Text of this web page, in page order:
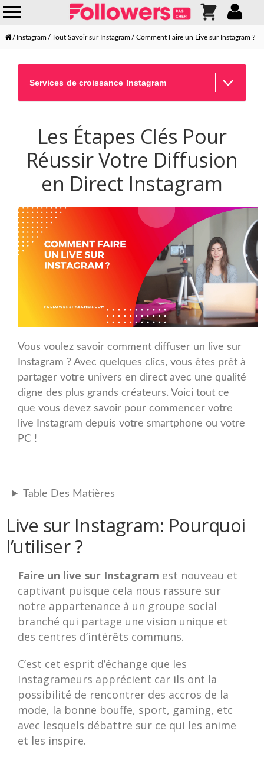
Instagram Tout Savoir sur Instagram Comment Faire un Live sur Instagram ?
Services de croissance Instagram
Les Étapes Clés Pour
Réussir Votre Diffusion
en Direct Instagram
Vous voulez savoir comment diffuser un live sur
Instagram ? Avec quelques clics, vous êtes prêt à
partager votre univers en direct avec une qualité
digne des plus grands créateurs. Voici tout ce
que vous devez savoir pour commencer votre
live Instagram depuis votre smartphone ou votre
PC !
Table Des Matières
Live sur Instagram: Pourquoi
l’utiliser ?
Faire un live sur Instagram est nouveau et
captivant puisque cela nous rassure sur
notre appartenance à un groupe social
branché qui partage une vision unique et
des centres d’intérêts communs.
C’est cet esprit d’échange que les
Instagrameurs apprécient car ils ont la
possibilité de rencontrer des accros de la
mode, la bonne bouffe, sport, gaming, etc
avec lesquels débattre sur ce qui les anime
et les inspire.